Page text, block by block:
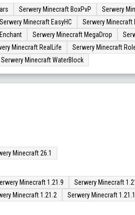
Serwery Minecraft BoxPvP Serwery
Serwery Minecraft EasyHC Serwery Minecraft
Serwery Minecraft MegaDrop
Minecraft RealLife Serwery Minecraft
Serwery Minecraft WaterBlock
Minecraft 26.1
Minecraft 1.21.9 Serwery Minecraft
Minecraft 1.21.2 Serwery Minecraft 1.21.1